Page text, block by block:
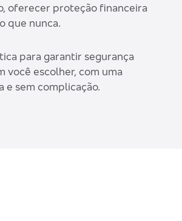
oferecer proteção financeira
que nunca.
para garantir segurança
você escolher, com uma
e sem complicação.